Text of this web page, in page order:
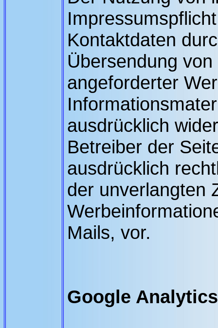
Kontaktdaten
Übersendung
angeforderter
ausdrücklich
Betreiber der
ausdrücklich
der unverlangten
Mails, vor.
Google Analytics